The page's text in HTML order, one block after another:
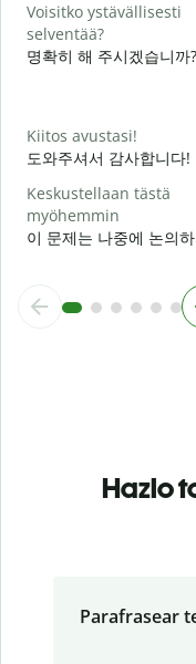
Voisitko ystävällisesti
selventää?
명확히 해 주시겠습니까?
Kiitos avustasi!
도와주셔서 감사합니다!
Keskustellaan tästä
myöhemmin
이 문제는 나중에 논의
Hazlo
Parafrasear